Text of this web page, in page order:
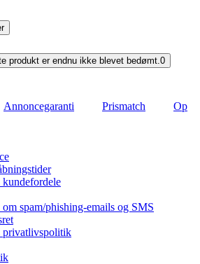
produkt er endnu ikke blevet bedømt. 0
Annoncegaranti Prismatch
Op
kundefordele
spam/phishing-emails og SMS
privatlivspolitik